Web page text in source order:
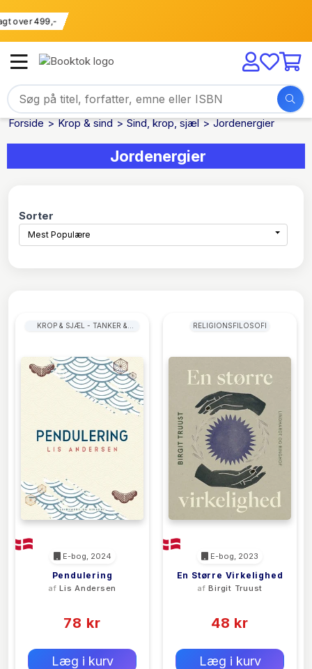
over 499,-
Forside Krop & sind Sind, krop, sjæl Jordenergier
Jordenergier
Sorter
Mest Populære
KROP & SJÆL - TANKER &
E-bog, 2024
Pendulering
afLis Andersen
78 kr
Læg i kurv
RELIGIONSFILOSOFI
E-bog, 2023
En Større Virkelighed
afBirgit Truust
48 kr
Læg i kurv